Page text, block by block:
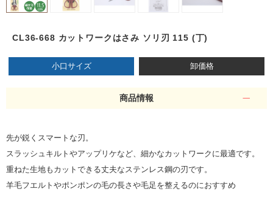
CL36-668 カットワークはさみ ソリ刃 115 (丁)
小口サイズ 卸価格
商品情報
先が鋭くスマートな刃。
スラッシュキルトやアップリケなど、細かなカットワークに最適です。
重ねた生地もカットできる丈夫なステンレス鋼の刃です。
羊毛フエルトやポンポンの毛の長さや毛足を整えるのにおすすめ